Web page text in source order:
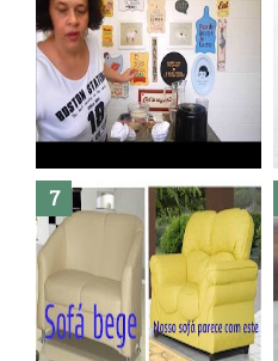
Dez bolos pra fazer antes de
morrer !